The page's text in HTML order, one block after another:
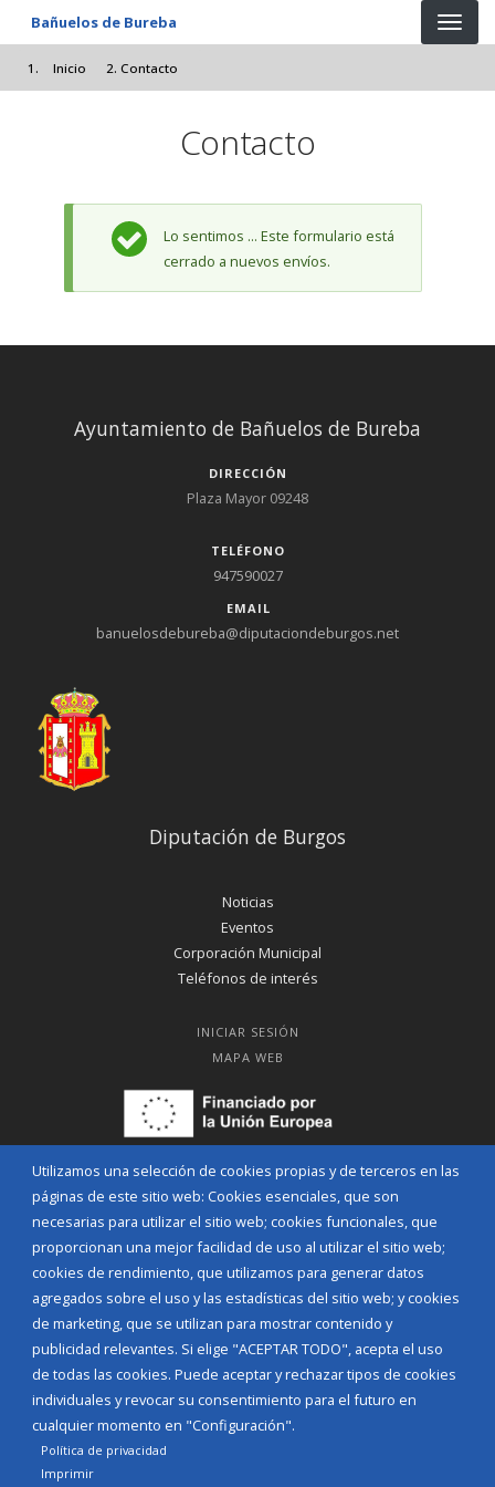
Pasar al contenido principal
Bañuelos de Bureba
Inicio Contacto
Contacto
Mensaje de estado
Lo sentimos ... Este formulario está
cerrado a nuevos envíos.
Utilizamos una selección de cookies propias y de terceros en las
páginas de este sitio web: Cookies esenciales, que son
necesarias para utilizar el sitio web; cookies funcionales, que
proporcionan una mejor facilidad de uso al utilizar el sitio web;
cookies de rendimiento, que utilizamos para generar datos
agregados sobre el uso y las estadísticas del sitio web; y cookies
de marketing, que se utilizan para mostrar contenido y
publicidad relevantes. Si elige "ACEPTAR TODO", acepta el uso
de todas las cookies. Puede aceptar y rechazar tipos de cookies
individuales y revocar su consentimiento para el futuro en
cualquier momento en "Configuración".
Política de privacidad
Imprimir
Ayuntamiento de Bañuelos de Bureba
DIRECCIÓN
Plaza Mayor 09248
TELÉFONO
947590027
EMAIL
banuelosdebureba@diputaciondeburgos.net
Diputación de Burgos
Noticias
Eventos
Corporación Municipal
Teléfonos de interés
INICIAR SESIÓN
MAPA WEB
Aviso Legal Política de privacidad
Política de Cookies
Declaración de accesibilidad